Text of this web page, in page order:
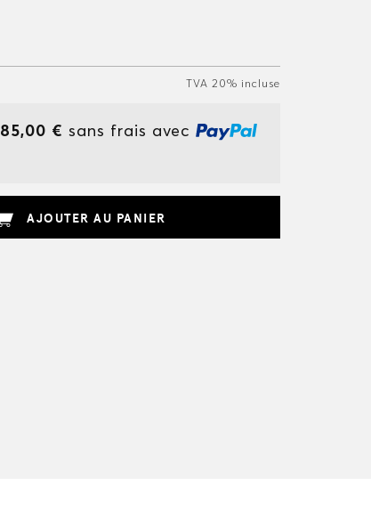
TVA 20% incluse
85,00 € sans frais avec
AJOUTER AU PANIER